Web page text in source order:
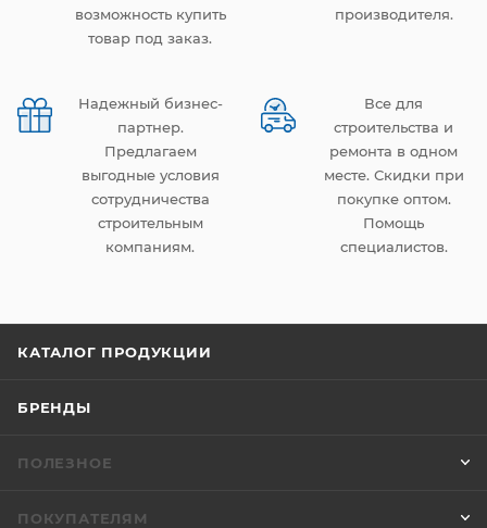
возможность купить
товар под заказ.
производителя.
Надежный бизнес-
партнер.
Предлагаем
выгодные условия
сотрудничества
строительным
компаниям.
Все для
строительства и
ремонта в одном
месте. Скидки при
покупке оптом.
Помощь
специалистов.
КАТАЛОГ ПРОДУКЦИИ
БРЕНДЫ
ПОЛЕЗНОЕ
ПОКУПАТЕЛЯМ